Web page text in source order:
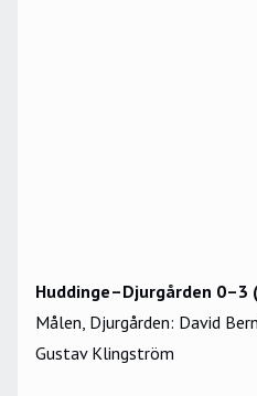
Huddinge–Djurgården 0–3
Målen, Djurgården: David
Gustav Klingström